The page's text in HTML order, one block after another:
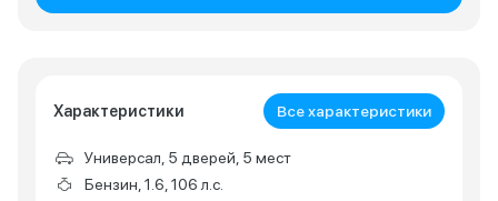
Характеристики Все характеристики
Универсал, 5 дверей, 5 мест
Бензин, 1.6, 106 л.с.